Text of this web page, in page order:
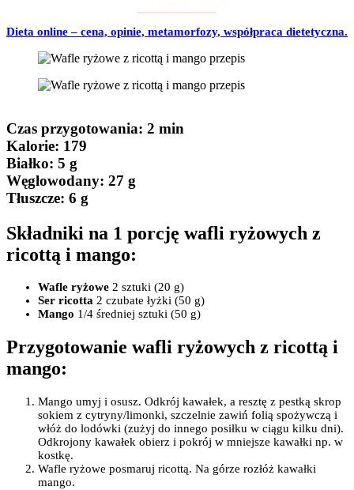
Dieta online – cena, opinie, metamorfozy, współpraca dietetyczna.
Czas przygotowania: 2 min
Kalorie: 179
Białko: 5 g
Węglowodany: 27 g
Tłuszcze: 6 g
Składniki na 1 porcję wafli ryżowych z
ricottą i mango:
Wafle ryżowe 2 sztuki (20 g)
Ser ricotta 2 czubate łyżki (50 g)
Mango 1/4 średniej sztuki (50 g)
Przygotowanie wafli ryżowych z ricottą i
mango:
Mango umyj i osusz. Odkrój kawałek, a resztę z pestką skrop
sokiem z cytryny/limonki, szczelnie zawiń folią spożywczą i
włóż do lodówki (zużyj do innego posiłku w ciągu kilku dni).
Odkrojony kawałek obierz i pokrój w mniejsze kawałki np. w
kostkę.
Wafle ryżowe posmaruj ricottą. Na górze rozłóż kawałki
mango.